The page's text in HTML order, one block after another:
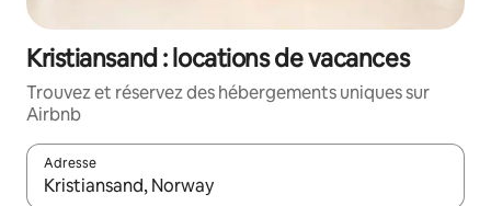
Kristiansand : locations de vacances
Trouvez et réservez des hébergements uniques sur
Airbnb
Adresse
Lorsque les résultats s'affichent, utilisez les flèches vers le